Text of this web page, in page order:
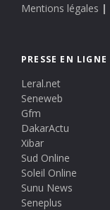
Mentions légales |
PRESSE EN LIGNE
Leral.net
Seneweb
Gfm
DakarActu
Xibar
Sud Online
Soleil Online
Sunu News
Seneplus